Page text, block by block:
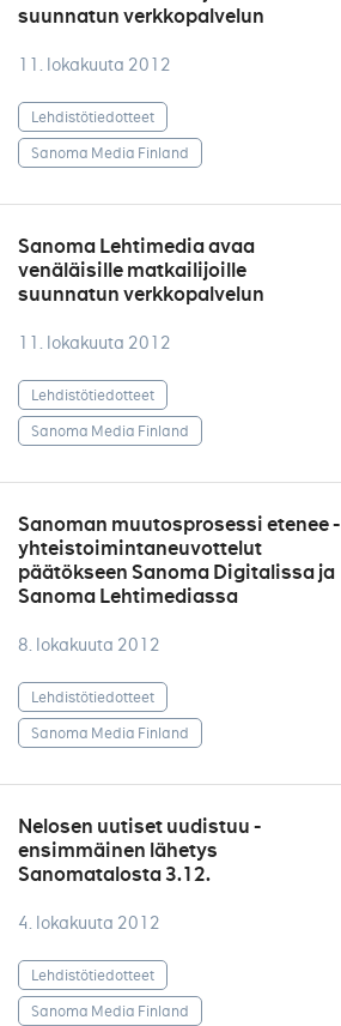
suunnatun verkkopalvelun
11. lokakuuta 2012
Lehdistötiedotteet
Sanoma Media Finland
Sanoma Lehtimedia avaa
venäläisille matkailijoille
suunnatun verkkopalvelun
11. lokakuuta 2012
Lehdistötiedotteet
Sanoma Media Finland
Sanoman muutosprosessi etenee -
yhteistoimintaneuvottelut
päätökseen Sanoma Digitalissa ja
Sanoma Lehtimediassa
8. lokakuuta 2012
Lehdistötiedotteet
Sanoma Media Finland
Nelosen uutiset uudistuu -
ensimmäinen lähetys
Sanomatalosta 3.12.
4. lokakuuta 2012
Lehdistötiedotteet
Sanoma Media Finland